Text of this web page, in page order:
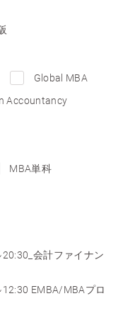
Global MBA
Accountancy
MBA単科
会計ファイナン
EMBA/MBAプロ